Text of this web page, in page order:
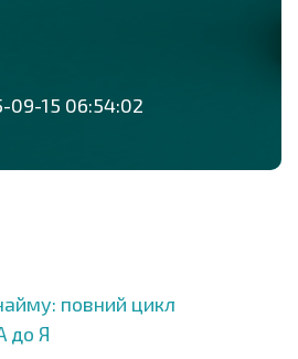
09-15 06:54:02
повний цикл
до Я